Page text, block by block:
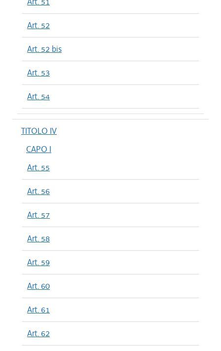
Art. 52
Art. 52 bis
Art. 53
Art. 54
TITOLO IV
CAPO I
Art. 55
Art. 56
Art. 57
Art. 58
Art. 59
Art. 60
Art. 61
Art. 62